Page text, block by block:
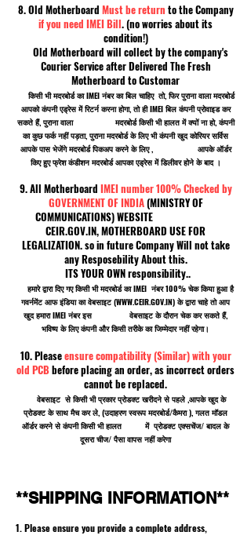
8. Old Motherboard Must be return to the Company
if you need IMEI Bill. (no worries about its
condition!)
Old Motherboard will collect by the company's
Courier Service after Delivered The Fresh
Motherboard to Customar
किसी भी मदरबोर्ड का IMEI नंबर का बिल चाहिए तो, फिर पुराना वाला मदरबोर्ड
आपको कंपनी एड्रेस में रिटर्न करना होगा, तो ही IMEI बिल कंपनी प्रोवाइड कर
सकते हैं, पुराना वाला मदरबोर्ड किसी भी हालत में क्यों ना हो, कंपनी
का कुछ फर्क नहीं पड़ता, पुराना मदरबोर्ड के लिए भी कंपनी खुद कोरियर सर्विस
आपके पास भेजेंगे मदरबोर्ड पिकअप करने के लिए , आपके ऑर्डर
किए हुए फ्रेश कंडीशन मदरबोर्ड आपका एड्रेस में डिलीवर होने के बाद ।
9. All Motherboard IMEI number 100% Checked by
GOVERNMENT OF INDIA(MINISTRY OF
COMMUNICATIONS) WEBSITE
CEIR.GOV.IN, MOTHERBOARD USE FOR
LEGALIZATION. so in future Company Will not take
any Resposebility About this.
ITS YOUR OWN responsibility..
हमारे द्वारा दिए गए किसी भी मदरबोर्ड का IMEI नंबर 100% चेक किया हुआ है
गवर्नमेंट आफ इंडिया का वेबसाइट (WWW.CEIR.GOV.IN) के द्वारा चाहे तो आप
खुद हमारा IMEI नंबर इस वेबसाइट के दौरान चेक कर सकते हैं,
भविष्य के लिए कंपनी और किसी तरीके का जिम्मेदार नहीं रहेगा।
10. Pleaseensure compatibility (Similar) with your
old PCBbefore placing an order, as incorrect orders
cannot be replaced.
वेबसाइट से किसी भी प्रकार प्रोडक्ट खरीदने से पहले ,आपके खुद के
प्रोडक्ट के साथ मैच कर ले, (उदाहरण स्वरूप मदरबोर्ड/कैमरा ), गलत मॉडल
ऑर्डर करने से कंपनी किसी भी हालत में प्रोडक्ट एक्सचेंज/ बादल के
दूसरा चीज/ पैसा वापस नहीं करेगा
**SHIPPING INFORMATION**
1. Please ensure you provide a complete address,